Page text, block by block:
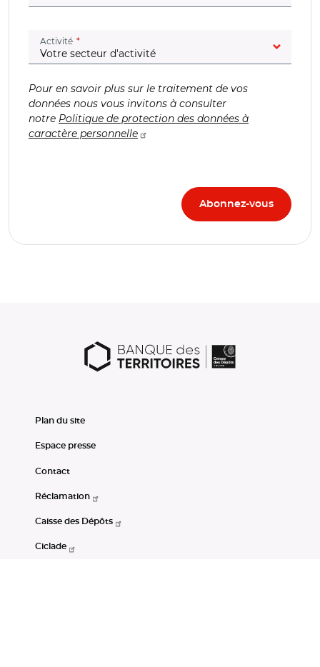
Activité (champ obligatoire)
Pour en savoir plus sur le traitement de vos
données nous vous invitons à consulter
notre Politique de protection des données à
caractère personnelle
Plan du site
Espace presse
Contact
Réclamation
Caisse des Dépôts
Ciclade